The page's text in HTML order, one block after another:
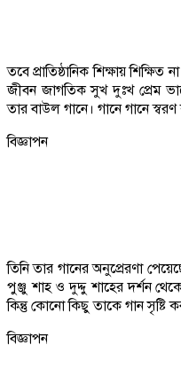
তবে প্রাতিষ্ঠানিক শিক্ষায় শিক্ষিত
জীবন জাগতিক সুখ দুঃখ প্রেম
তার বাউল গানে। গানে গানে
বিজ্ঞাপন
তিনি তার গানের অনুপ্রেরণা
পুঞ্জু শাহ ও দুদ্দু শাহের দর্শন
কিন্তু কোনো কিছু তাকে গান সৃষ্টি
বিজ্ঞাপন